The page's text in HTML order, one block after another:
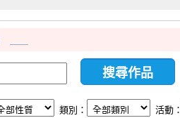
類別： 活動：